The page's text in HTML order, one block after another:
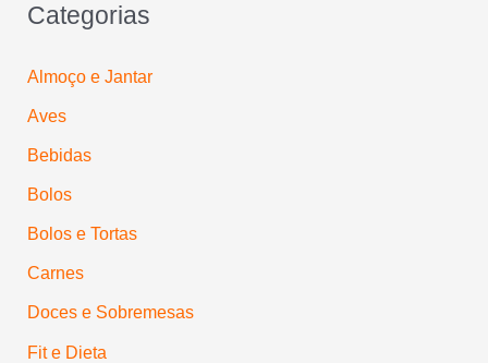
Categorias
Almoço e Jantar
Aves
Bebidas
Bolos
Bolos e Tortas
Carnes
Doces e Sobremesas
Fit e Dieta